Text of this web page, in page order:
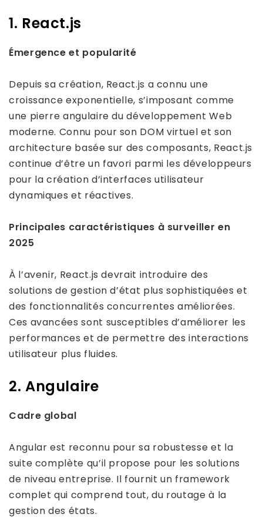
1. React.js
Émergence et popularité
Depuis sa création, React.js a connu une
croissance exponentielle, s’imposant comme
une pierre angulaire du développement Web
moderne. Connu pour son DOM virtuel et son
architecture basée sur des composants, React.js
continue d’être un favori parmi les développeurs
pour la création d’interfaces utilisateur
dynamiques et réactives.
Principales caractéristiques à surveiller en
2025
À l’avenir, React.js devrait introduire des
solutions de gestion d’état plus sophistiquées et
des fonctionnalités concurrentes améliorées.
Ces avancées sont susceptibles d’améliorer les
performances et de permettre des interactions
utilisateur plus fluides.
2. Angulaire
Cadre global
Angular est reconnu pour sa robustesse et la
suite complète qu’il propose pour les solutions
de niveau entreprise. Il fournit un framework
complet qui comprend tout, du routage à la
gestion des états.